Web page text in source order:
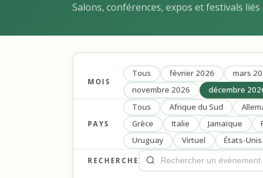
Salons, conférences, expos et festivals
MOIS
Tous février 2026 mars
novembre 2026
décembre
PAYS
Tous Afrique du Sud
Grèce
Italie Jamaïque
Uruguay
Virtuel États-Unis
RECHERCHE